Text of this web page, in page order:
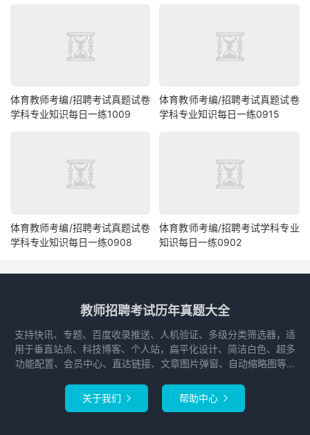
体育教师考编/招聘考试真题试卷
学科专业知识每日一练1009
体育教师考编/招聘考试真题试卷
学科专业知识每日一练0915
体育教师考编/招聘考试真题试卷
学科专业知识每日一练0908
体育教师考编/招聘考试学科专业
知识每日一练0902
教师招聘考试历年真题大全
支持快讯、专题、百度收录推送、人机验证、多级分类筛选器，适
用于垂直站点、科技博客、个人站，扁平化设计、简洁白色、超多
功能配置、会员中心、直达链接、文章图片弹窗、自动缩略图等...
关于我们  帮助中心 